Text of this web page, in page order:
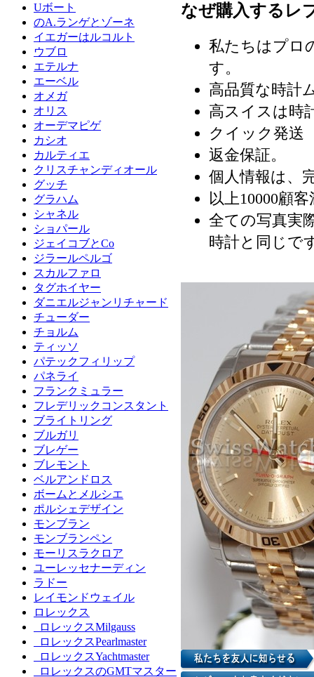
Uボート
のA.ランゲとゾーネ
イエガーはルコルト
ウブロ
エテルナ
エーベル
オメガ
オリス
オーデマピゲ
カシオ
カルティエ
クリスチャンディオール
グッチ
グラハム
シャネル
ショパール
ジェイコブとCo
ジラールペルゴ
スカルファロ
タグホイヤー
ダニエルジャンリチャード
チューダー
チョルム
ティッソ
パテックフィリップ
パネライ
フランクミュラー
フレデリックコンスタント
ブライトリング
ブルガリ
ブレゲー
ブレモント
ベルアンドロス
ボームとメルシエ
ポルシェデザイン
モンブラン
モンブランペン
モーリスラクロア
ユーレッセナーディン
ラドー
レイモンドウェイル
ロレックス
ロレックスMilgauss
ロレックスPearlmaster
ロレックスYachtmaster
ロレックスのGMTマスター
なぜ購入するレ
私たちはプロ
す。
高品質な時計
高スイスは時
クイック発送
返金保証。
個人情報は、
以上10000顧
全ての写真実
時計と同じで